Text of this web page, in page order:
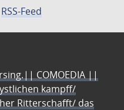
RSS-Feed
COMOEDIA ||
kampff/
Ritterschafft/ das